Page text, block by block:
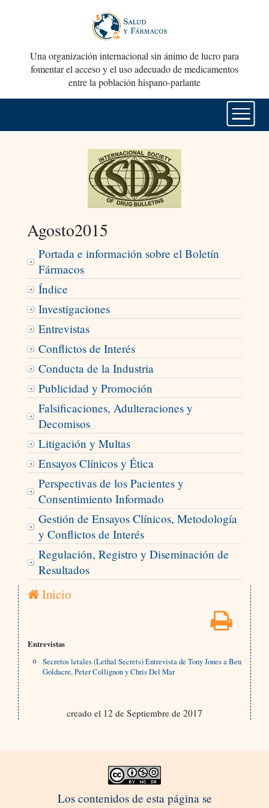
Una organización internacional sin ánimo de lucro para
fomentar el acceso y el uso adecuado de medicamentos
entre la población hispano-parlante
Agosto2015
Portada e información sobre el Boletín
Fármacos
Índice
Investigaciones
Entrevistas
Conflictos de Interés
Conducta de la Industria
Publicidad y Promoción
Falsificaciones, Adulteraciones y
Decomisos
Litigación y Multas
Ensayos Clínicos y Ética
Perspectivas de los Pacientes y
Consentimiento Informado
Gestión de Ensayos Clínicos, Metodología
y Conflictos de Interés
Regulación, Registro y Diseminación de
Resultados
Inicio
Entrevistas
Secretos letales (Lethal Secrets) Entrevista de Tony Jones a Ben
Goldacre, Peter Collignon y Chris Del Mar
creado el 12 de Septiembre de 2017
Los contenidos de esta página se